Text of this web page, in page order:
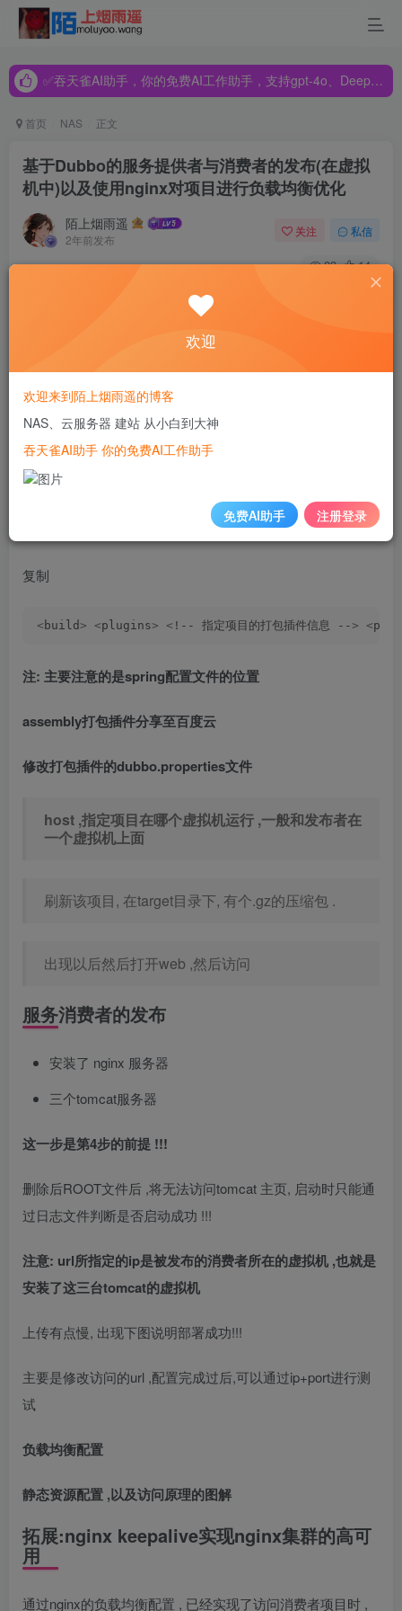
✅吞天雀AI助手，你的免费AI工作助手，支持gpt-4o、DeepSeek、Claude🔥🔥🔥🔥
✅吞天雀AI助手，你的免费AI工作助手，支持gpt-4o、DeepSeek、Claude🔥🔥🔥🔥
首页 NAS 正文
基于Dubbo的服务提供者与消费者的发布(在虚拟
机中)以及使用nginx对项目进行负载均衡优化
陌上烟雨遥
2年前发布
关注 私信
83 14
在编写好分布式项目后,我们需要对服务提供者\消费者进行打
在父项目的pom.xml中打包插件添加坐标
需要被打包的项目的pom.xml (需要根据被打包的文件所在
地方做出少量的调整)
复制
< build> <plugins> < !-- 指定项目的打包插件信息 --> <
注: 主要注意的是spring配置文件的位置
assembly打包插件分享至百度云
修改打包插件的dubbo.properties文件
host ,指定项目在哪个虚拟机运行 ,一般和发布者在
一个虚拟机上面
刷新该项目, 在target目录下, 有个.gz的压缩包 .
出现以后然后打开web ,然后访问
服务消费者的发布
安装了 nginx 服务器
三个tomcat服务器
这一步是第4步的前提 !!!
删除后ROOT文件后 ,将无法访问tomcat 主页, 启动时只能通
过日志文件判断是否启动成功 !!!
注意: url所指定的ip是被发布的消费者所在的虚拟机 ,也就是
安装了这三台tomcat的虚拟机
上传有点慢, 出现下图说明部署成功!!!
主要是修改访问的url ,配置完成过后,可以通过ip+port进行测
试
负载均衡配置
静态资源配置 ,以及访问原理的图解
拓展:nginx keepalive实现nginx集群的高可
用
通过nginx的负载均衡配置 , 已经实现了访问消费者项目时 ,
欢迎
欢迎来到陌上烟雨遥的博客
NAS、云服务器 建站 从小白到大神
吞天雀AI助手 你的免费AI工作助手
免费AI助手 注册登录